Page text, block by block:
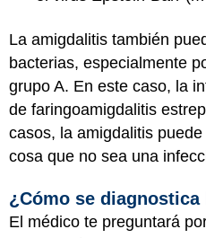
La amigdalitis también
bacterias, especialmente
grupo A. En este caso, la
de faringoamigdalitis
casos, la amigdalitis
cosa que no sea una
¿Cómo se
El médico te preguntará